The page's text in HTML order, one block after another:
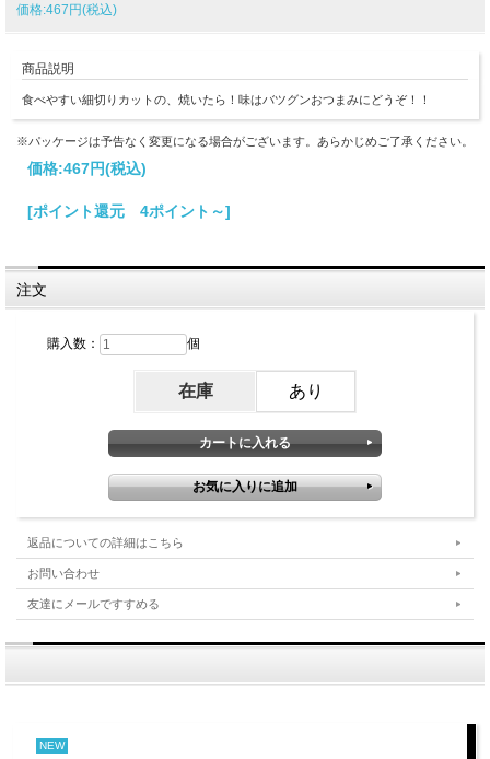
価格:467円(税込)
商品説明
食べやすい細切りカットの、焼いたら！味はバツグンおつまみにどうぞ！！
※パッケージは予告なく変更になる場合がございます。あらかじめご了承ください。
価格:467円(税込)
[ポイント還元 4ポイント～]
注文
購入数： 個
在庫 あり
返品についての詳細はこちら
お問い合わせ
友達にメールですすめる
NEW